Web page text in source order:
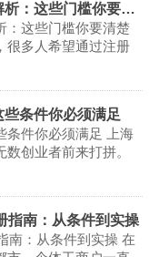
上海个体工商户注册条件解析：这些门槛你要清楚​
：这些门槛你要清楚​
很多人希望通过注册
条件你必须满足​
条件你必须满足​ 上海
创业者前来打拼。
指南：从条件到实操
：从条件到实操 在